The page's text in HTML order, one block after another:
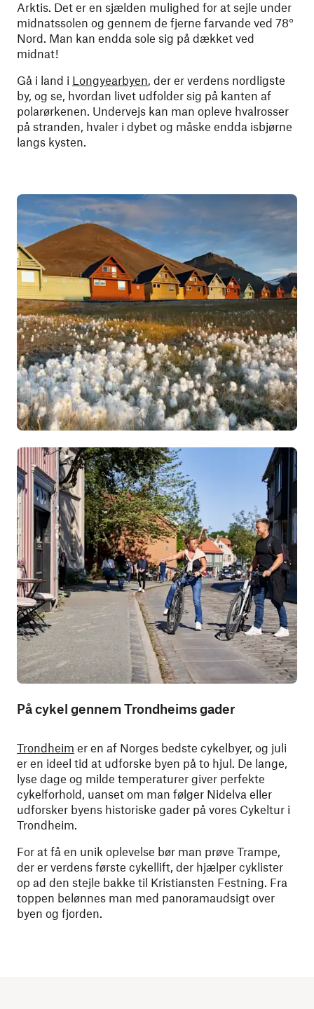
Arktis. Det er en sjælden mulighed for at sejle under
midnatssolen og gennem de fjerne farvande ved 78°
Nord. Man kan endda sole sig på dækket ved
midnat!
Gå i land i Longyearbyen, der er verdens nordligste
by, og se, hvordan livet udfolder sig på kanten af
polarørkenen. Undervejs kan man opleve hvalrosser
på stranden, hvaler i dybet og måske endda isbjørne
langs kysten.
På cykel gennem Trondheims gader
Trondheim er en af Norges bedste cykelbyer, og juli
er en ideel tid at udforske byen på to hjul. De lange,
lyse dage og milde temperaturer giver perfekte
cykelforhold, uanset om man følger Nidelva eller
udforsker byens historiske gader på vores Cykeltur i
Trondheim.
For at få en unik oplevelse bør man prøve Trampe,
der er verdens første cykellift, der hjælper cyklister
op ad den stejle bakke til Kristiansten Festning. Fra
toppen belønnes man med panoramaudsigt over
byen og fjorden.